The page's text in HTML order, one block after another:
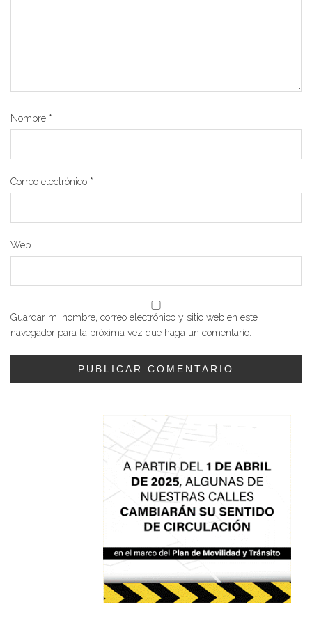
Nombre *
Correo electrónico *
Web
Guardar mi nombre, correo electrónico y sitio web en este
navegador para la próxima vez que haga un comentario.